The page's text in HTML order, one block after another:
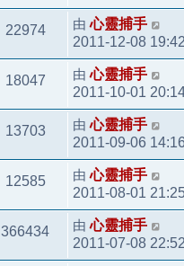
22974 由心靈捕手
2011-12-08 19:42
18047 由心靈捕手
2011-10-01
13703 由心靈捕手
2011-09-06 14:16
12585 由心靈捕手
2011-08-01
366434 由心靈捕手
2011-07-08 22:52